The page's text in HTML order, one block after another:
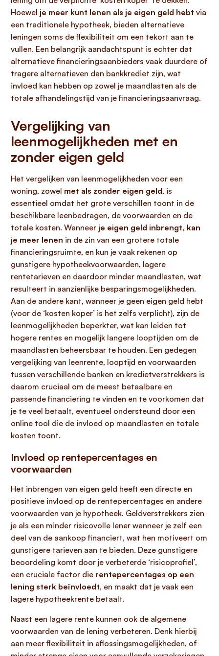
Hoewel je meer kunt lenen als je eigen geld hebt via
een traditionele hypotheek, bieden alternatieve
leningen soms de flexibiliteit om een tekort aan te
vullen. Een belangrijk aandachtspunt is echter dat
alternatieve financieringsaanbieders vaak duurdere of
tragere alternatieven dan bankkrediet zijn, wat
invloed kan hebben op zowel je maandlasten als de
totale afhandelingstijd van je financieringsaanvraag.
Vergelijking van
leenmogelijkheden met en
zonder eigen geld
Het vergelijken van leenmogelijkheden voor een
woning, zowel met als zonder eigen geld, is
essentieel omdat het grote verschillen toont in de
beschikbare leenbedragen, de voorwaarden en de
totale kosten. Wanneer je eigen geld inbrengt, kan
je meer lenen in de zin van een grotere totale
financieringsruimte, en kun je vaak rekenen op
gunstigere hypotheekvoorwaarden, lagere
rentetarieven en daardoor minder maandlasten, wat
resulteert in aanzienlijke besparingsmogelijkheden.
Aan de andere kant, wanneer je geen eigen geld hebt
(voor de ‘kosten koper’ is het zelfs verplicht), zijn de
leenmogelijkheden beperkter, wat kan leiden tot
hogere rentes en mogelijk langere looptijden om de
maandlasten beheersbaar te houden. Een gedegen
vergelijking van leenrente, looptijd en voorwaarden
tussen verschillende banken en kredietverstrekkers is
daarom cruciaal om de meest betaalbare en
passende financiering te vinden en te voorkomen dat
je te veel betaalt, eventueel ondersteund door een
online tool die de invloed op maandlasten en totale
kosten toont.
Invloed op rentepercentages en
voorwaarden
Het inbrengen van eigen geld heeft een directe en
positieve invloed op de rentepercentages en andere
voorwaarden van je hypotheek. Geldverstrekkers zien
je als een minder risicovolle lener wanneer je zelf een
deel van de aankoop financiert, wat hen motiveert om
gunstigere tarieven aan te bieden. Deze gunstigere
beoordeling komt door je verbeterde ‘risicoprofiel’,
een cruciale factor die rentepercentages op een
lening sterk beïnvloedt, en maakt dat je vaak een
lagere hypotheekrente betaalt.
Naast een lagere rente kunnen ook de algemene
voorwaarden van de lening verbeteren. Denk hierbij
aan meer flexibiliteit in aflossingsmogelijkheden, of